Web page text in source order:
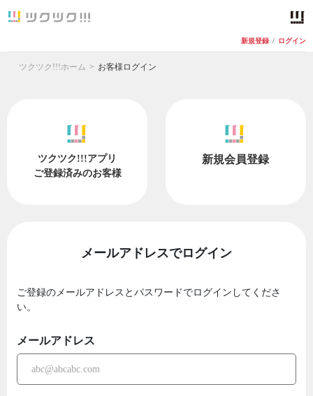
新規登録 / ログイン
ツクツク!!!ホーム お客様ログイン
ツクツク!!!アプリ
ご登録済みのお客様
新規会員登録
メールアドレスでログイン
ご登録のメールアドレスとパスワードでログインしてくださ
い。
メールアドレス